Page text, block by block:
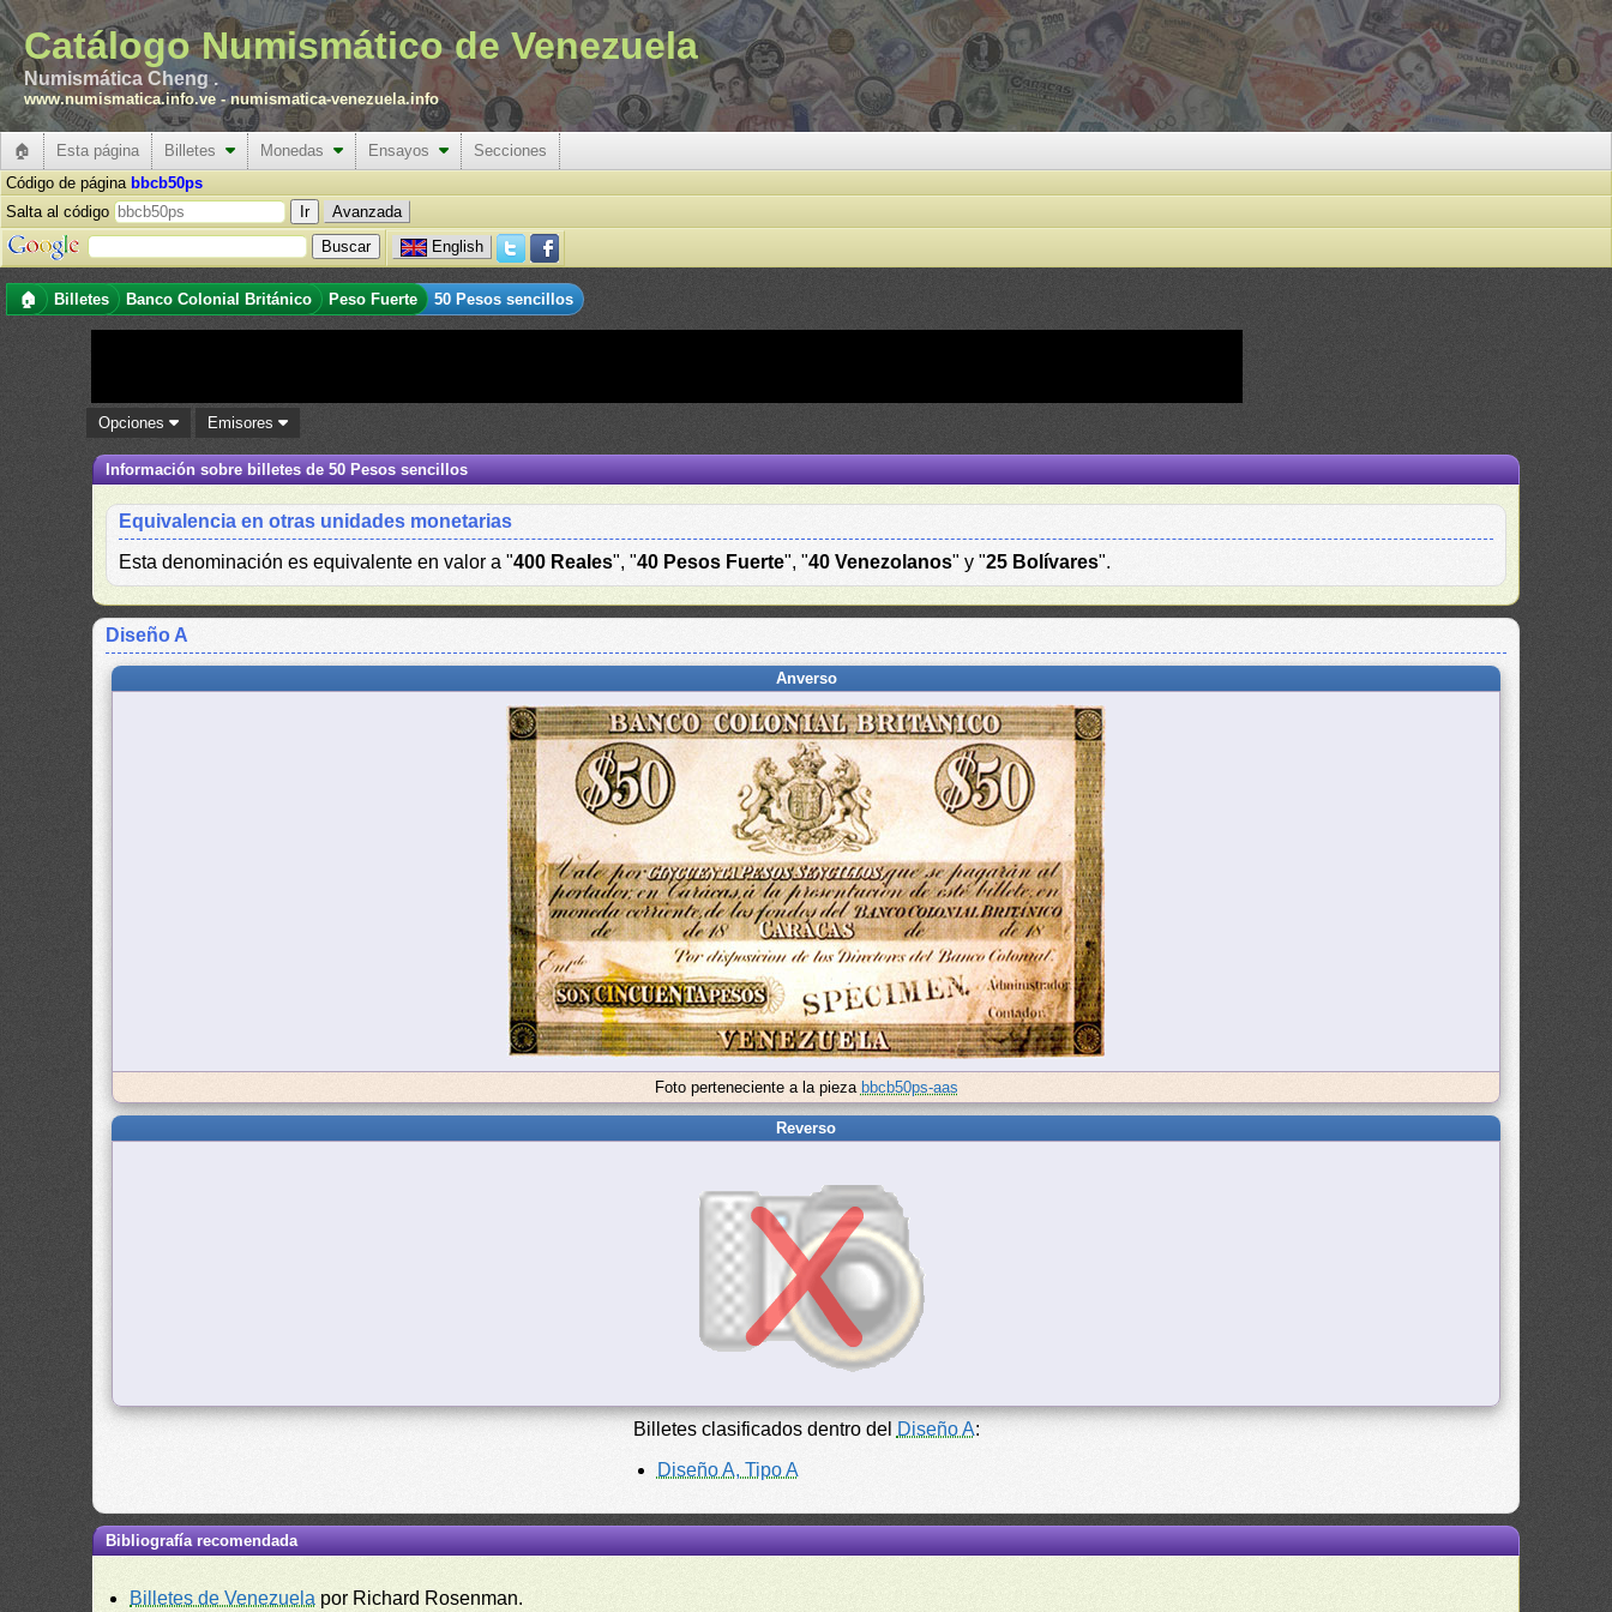
Catálogo Numismático de Venezuela
Numismática Cheng .
www.numismatica.info.ve -numismatica-venezuela.info
🏠 Esta página Billetes Monedas Ensayos
Secciones
Código de página bbcb50ps
Salta al código
Avanzada
English
🏠 Billetes Banco Colonial Británico Peso Fuerte 50 Pesos sencillos
Opciones Emisores
Información sobre billetes de 50 Pesos sencillos
Equivalencia en otras unidades monetarias
Esta denominación es equivalente en valor a "400 Reales", "40 Pesos Fuerte", "40 Venezolanos" y "25 Bolívares".
Diseño A
Anverso
Foto perteneciente a la pieza bbcb50ps-aas
Reverso
Billetes clasificados dentro del Diseño A:
Diseño A, Tipo A
Bibliografía recomendada
Billetes de Venezuela por Richard Rosenman.